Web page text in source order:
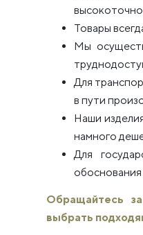
Товары
Мы
Для
в пути
Наши
намного
Для
Обращайтесь
выбрать